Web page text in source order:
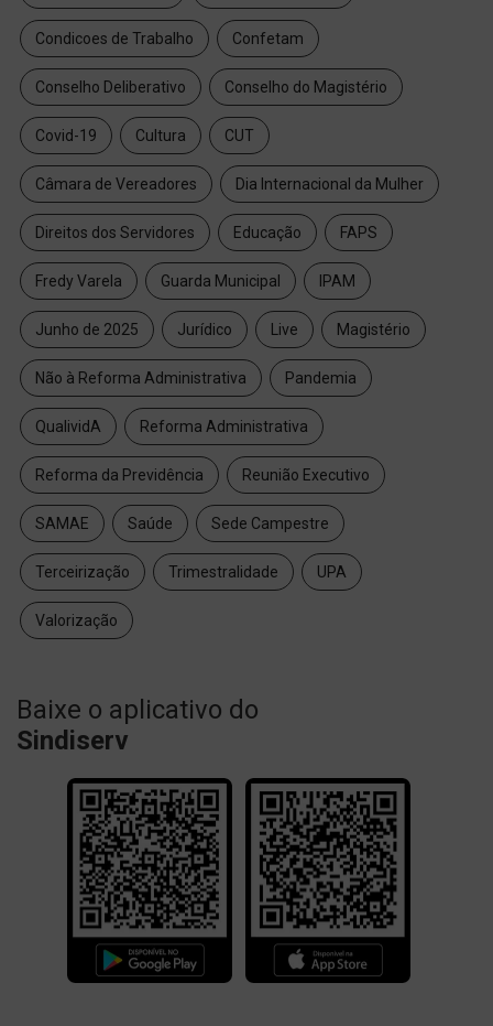
Condicoes de Trabalho Confetam
Conselho Deliberativo Conselho do Magistério
Covid-19 Cultura CUT
Câmara de Vereadores Dia Internacional da Mulher
Direitos dos Servidores Educação FAPS
Fredy Varela Guarda Municipal IPAM
Junho de 2025 Jurídico Live Magistério
Não à Reforma Administrativa Pandemia
QualividA Reforma Administrativa
Reforma da Previdência Reunião Executivo
SAMAE Saúde Sede Campestre
Terceirização Trimestralidade UPA
Valorização
Baixe o aplicativo do
Sindiserv